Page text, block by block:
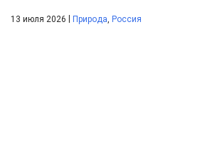
13 июля 2026 Природа, Россия